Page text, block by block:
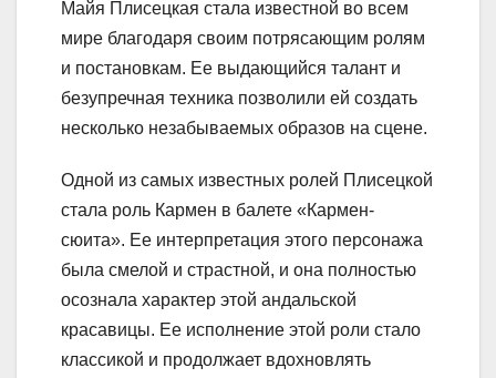
Майя Плисецкая стала известной во всем
мире благодаря своим потрясающим ролям
и постановкам. Ее выдающийся талант и
безупречная техника позволили ей создать
несколько незабываемых образов на сцене.
Одной из самых известных ролей Плисецкой
стала роль Кармен в балете «Кармен-
сюита». Ее интерпретация этого персонажа
была смелой и страстной, и она полностью
осознала характер этой андальской
красавицы. Ее исполнение этой роли стало
классикой и продолжает вдохновлять